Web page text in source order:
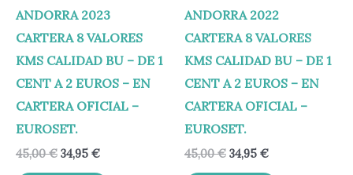
ANDORRA 2023
CARTERA 8 VALORES
KMS CALIDAD BU – DE 1
CENT A 2 EUROS – EN
CARTERA OFICIAL –
EUROSET.
45,00€ 34,95 €
ANDORRA 2022
CARTERA 8 VALORES
KMS CALIDAD BU – DE 1
CENT A 2 EUROS – EN
CARTERA OFICIAL –
EUROSET.
45,00€ 34,95 €